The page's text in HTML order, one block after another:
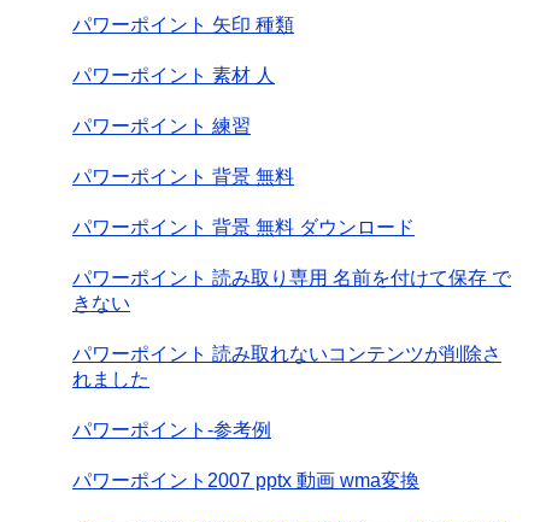
パワーポイント 矢印 種類
パワーポイント 素材 人
パワーポイント 練習
パワーポイント 背景 無料
パワーポイント 背景 無料 ダウンロード
パワーポイント 読み取り専用 名前を付けて保存 で
きない
パワーポイント 読み取れないコンテンツが削除さ
れました
パワーポイント-参考例
パワーポイント2007 pptx 動画 wma変換